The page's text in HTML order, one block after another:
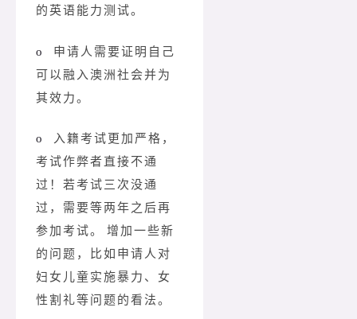
的英语能力测试。
o 申请人需要证明自己
可以融入澳洲社会并为
其效力。
o
入籍考试更加严格，
考试作弊者直接不通
过！若考试三次没通
过，需要等两年之后再
参加考试。
增加一些新
的问题，比如申请人对
妇女儿童实施暴力、女
性割礼等问题的看法。